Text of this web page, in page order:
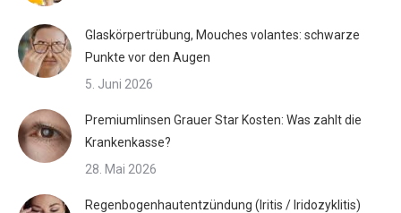
Glaskörpertrübung, Mouches volantes: schwarze
Punkte vor den Augen
5. Juni 2026
Premiumlinsen Grauer Star Kosten: Was zahlt die
Krankenkasse?
28. Mai 2026
Regenbogenhautentzündung (Iritis / Iridozyklitis)